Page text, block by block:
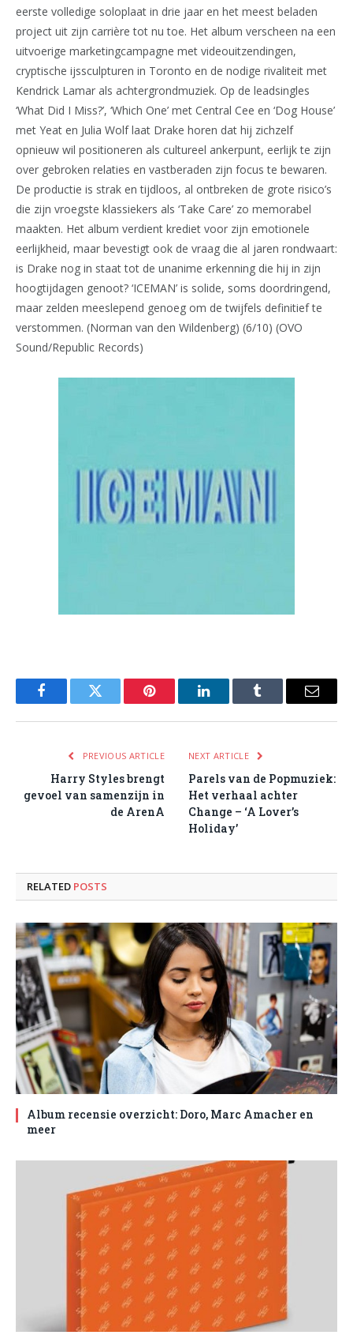
eerste volledige soloplaat in drie jaar en het meest beladen
project uit zijn carrière tot nu toe. Het album verscheen na een
uitvoerige marketingcampagne met videouitzendingen,
cryptische ijssculpturen in Toronto en de nodige rivaliteit met
Kendrick Lamar als achtergrondmuziek. Op de leadsingles
‘What Did I Miss?’, ‘Which One’ met Central Cee en ‘Dog House’
met Yeat en Julia Wolf laat Drake horen dat hij zichzelf
opnieuw wil positioneren als cultureel ankerpunt, eerlijk te zijn
over gebroken relaties en vastberaden zijn focus te bewaren.
De productie is strak en tijdloos, al ontbreken de grote risico’s
die zijn vroegste klassiekers als ‘Take Care’ zo memorabel
maakten. Het album verdient krediet voor zijn emotionele
eerlijkheid, maar bevestigt ook de vraag die al jaren rondwaart:
is Drake nog in staat tot de unanime erkenning die hij in zijn
hoogtijdagen genoot? ‘ICEMAN’ is solide, soms doordringend,
maar zelden meeslepend genoeg om de twijfels definitief te
verstommen. (Norman van den Wildenberg) (6/10) (OVO
Sound/Republic Records)
FacebookTwitter Pinterest LinkedInTumblr Email
PREVIOUS ARTICLE
Harry Styles brengt
gevoel van samenzijn in
de ArenA
NEXT ARTICLE
Parels van de Popmuziek:
Het verhaal achter
Change – ‘A Lover’s
Holiday’
RELATED POSTS
Album recensie overzicht: Doro, Marc Amacher en
meer